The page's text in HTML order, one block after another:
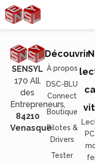
SENSYL
170 All.
des
Entrepreneurs,
84210
Venasque
Découvrir
À propos
DSC-BLU
Connect
Boutique
Pilotes &
Drivers
Tester